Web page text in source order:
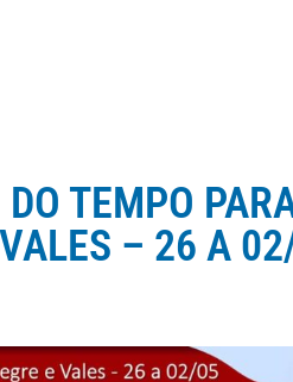
TEMPO
– 26 A